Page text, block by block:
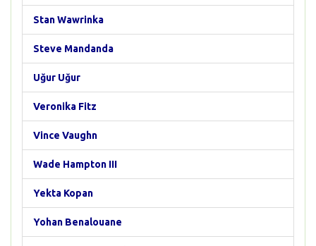
Stan Wawrinka
Steve Mandanda
Uğur Uğur
Veronika Fitz
Vince Vaughn
Wade Hampton III
Yekta Kopan
Yohan Benalouane